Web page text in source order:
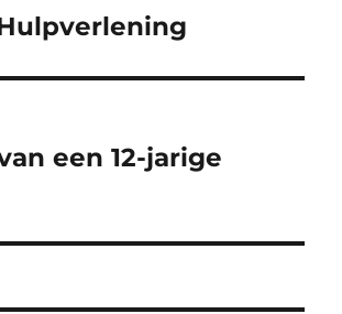
een 12-jarige